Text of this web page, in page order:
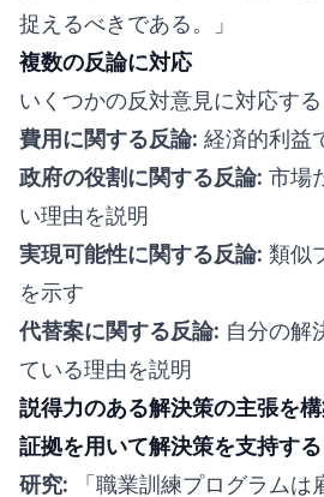
捉えるべきである。」
複数の反論に対応
いくつかの反対意見に対応する
費用に関する反論: 経済的利益
政府の役割に関する反論: 市場
い理由を説明
実現可能性に関する反論: 類似
を示す
代替案に関する反論: 自分の解
ている理由を説明
説得力のある解決策の主張を
証拠を用いて解決策を支持する
研究: 「職業訓練プログラムは